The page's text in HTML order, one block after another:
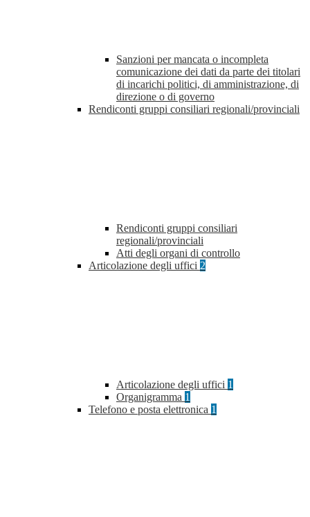
Sanzioni per mancata o incompleta
comunicazione dei dati da parte dei titolari
di incarichi politici, di amministrazione, di
direzione o di governo
Rendiconti gruppi consiliari regionali/provinciali
Rendiconti gruppi consiliari
regionali/provinciali
Atti degli organi di controllo
Articolazione degli uffici 2
Articolazione degli uffici 1
Organigramma 1
Telefono e posta elettronica 1